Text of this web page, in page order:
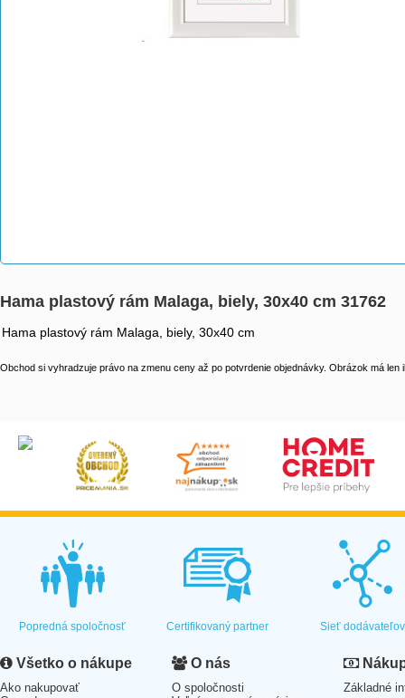
Hama plastový rám Malaga, biely, 30x40 cm 31762
Hama plastový rám Malaga, biely, 30x40 cm
Obchod si vyhradzuje právo na zmenu ceny až po potvrdenie objednávky. Obrázok má len
Popredná spoločnosť Certifikovaný partner Sieť dodávateľov
Všetko o nákupe
Ako nakupovať
O nás
O spoločnosti
Základné